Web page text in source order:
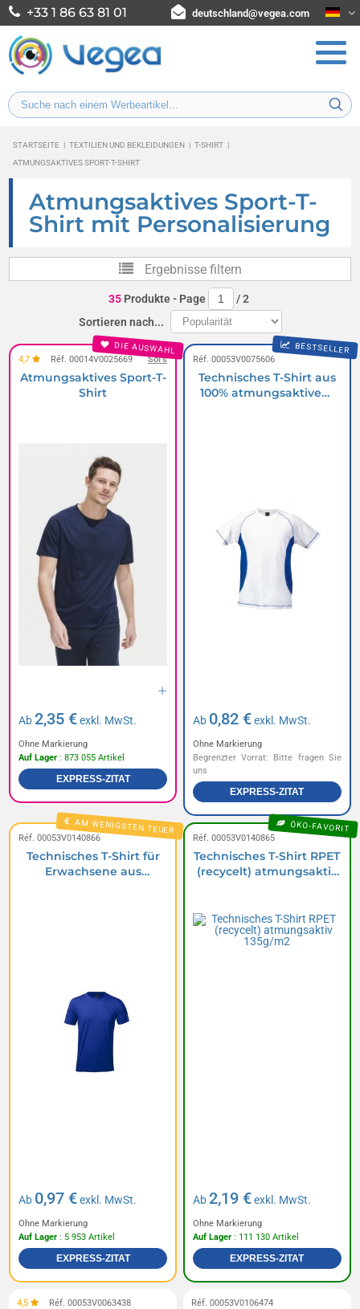
+33 1 86 63 81 01 deutschland@vegea.com
STARTSEITE | TEXTILIEN UND BEKLEIDUNGEN | T-SHIRT |
ATMUNGSAKTIVES SPORT-T-SHIRT
Atmungsaktives Sport-T-
Shirt mit Personalisierung
Ergebnisse filtern
35 Produkte - Page /2
Sortieren nach...
DIE AUSWAHL
Sol's
4,7 Réf. 00014V0025669
Atmungsaktives Sport-T-
Shirt
Ab2,35 €exkl. MwSt.
Ohne Markierung
Auf Lager : 873 055 Artikel
EXPRESS-ZITAT
BESTSELLER
Réf. 00053V0075606
Technisches T-Shirt aus
100% atmungsaktivem
Ab 0,82 €exkl. MwSt.
Ohne Markierung
Begrenzter Vorrat: Bitte fragen Sie
uns
EXPRESS-ZITAT
AM WENIGSTEN TEUER
Réf. 00053V0140866
Technisches T-Shirt für
Erwachsene aus
Ab 0,97 €exkl. MwSt.
Ohne Markierung
Auf Lager : 5 953 Artikel
EXPRESS-ZITAT
ÖKO-FAVORIT
Réf. 00053V0140865
Technisches T-Shirt RPET
(recycelt) atmungsaktiv
Ab2,19 €exkl. MwSt.
Ohne Markierung
Auf Lager : 111 130 Artikel
EXPRESS-ZITAT
4,5 Réf. 00053V0063438 Réf. 00053V0106474